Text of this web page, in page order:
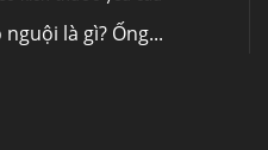
là gì? Ống...